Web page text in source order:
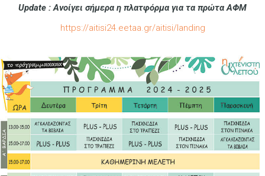
Update : Ανοίγει σήμερα η πλατφόρμα για τα πρώτα ΑΦΜ
https://aitisi24.eetaa.gr/aitisi/landing